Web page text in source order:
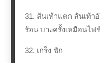
31. ส้นเท้าแตก ส้นเท้า
ร้อน บางครั้งเหมือนไฟ
32. เกร็ง ชัก